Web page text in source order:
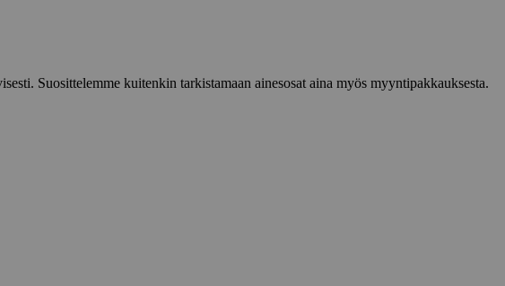
Suosittelemme kuitenkin tarkistamaan ainesosat aina myös myyntipakkauksesta.